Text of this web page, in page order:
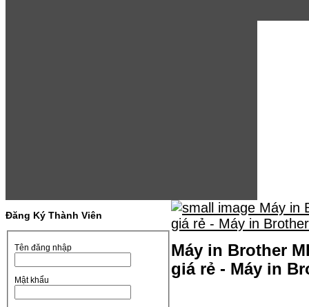
Đăng Ký Thành Viên
Tên đăng nhập
Mật khẩu
Máy in Brother
giá rẻ - Máy in